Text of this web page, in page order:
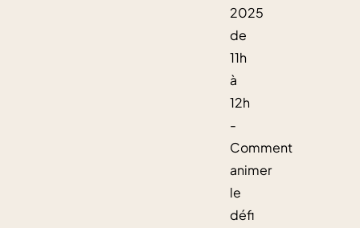
2025
de
11h
à
12h
-
Comment
animer
le
défi